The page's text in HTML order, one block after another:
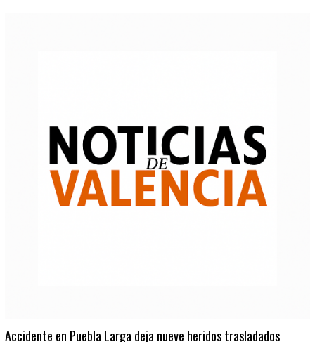
Accidente en Puebla Larga deja nueve heridos trasladados